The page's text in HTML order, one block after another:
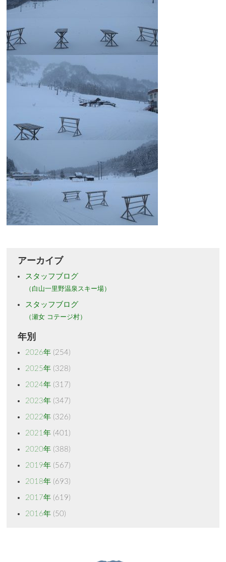
アーカイブ
スタッフブログ
（白山一里野温泉スキー場）
スタッフブログ
（瀬女 コテージ村）
年別
2026年(254)
2025年(328)
2024年(317)
2023年(347)
2022年(326)
2021年(401)
2020年(388)
2019年(567)
2018年(693)
2017年(619)
2016年(50)